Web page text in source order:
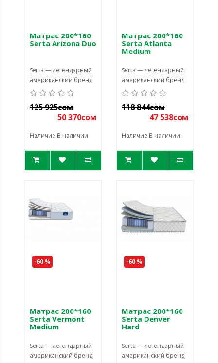
Матрас 200*160
Serta Arizona Duo
Serta — легендарный
американский бренд,
который более 90 лет
новатором в области
125 925сом
50 370сом
Наличие:В наличии
Матрас 200*160
Serta Atlanta
Medium
Serta — легендарный
американский бренд,
который более 90 лет
новатором в области
118 844сом
47 538сом
Наличие:В наличии
-60 %
Матрас 200*160
Serta Vermont
Medium
Serta — легендарный
американский бренд,
-60 %
Матрас 200*160
Serta Denver
Hard
Serta — легендарный
американский бренд,